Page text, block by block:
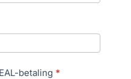
betaling *